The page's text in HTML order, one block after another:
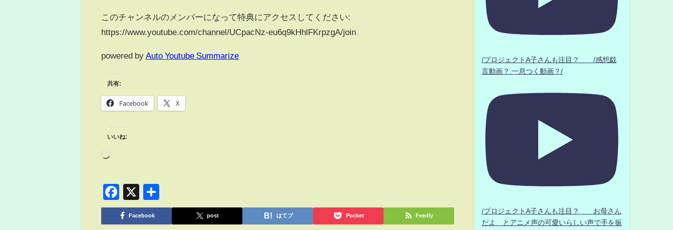
このチャンネルのメンバーになって特典にアクセスしてください:
https://www.youtube.com/channel/UCpacNz-eu6q9kHhlFKrpzgA/join
powered by Auto Youtube Summarize
共有:
Facebook X
いいね:
Facebook
X
有
Facebook post はてブ Pocket Feedly
/プロジェクトA子さんも注目？ /感想戯
言動画？.一息つく動画？/
/プロジェクトA子さんも注目？ お母さん
だよ とアニメ声の可愛いらしい声で手を振